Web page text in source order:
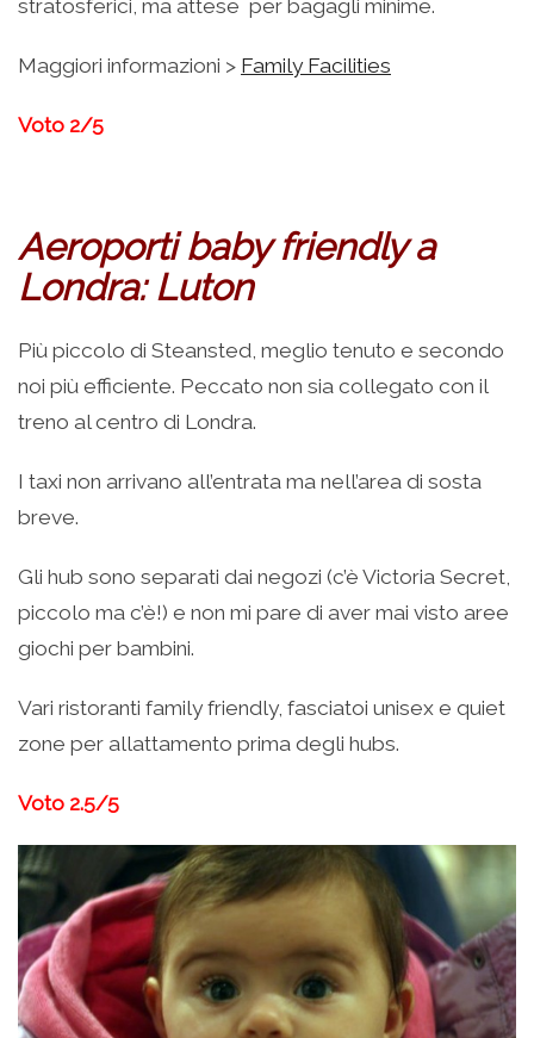
stratosferici, ma attese per bagagli minime.
Maggiori informazioni > Family Facilities
Voto 2/5
Aeroporti baby friendly a
Londra: Luton
Più piccolo di Steansted, meglio tenuto e secondo
noi più efficiente. Peccato non sia collegato con il
treno al centro di Londra.
I taxi non arrivano all’entrata ma nell’area di sosta
breve.
Gli hub sono separati dai negozi (c’è Victoria Secret,
piccolo ma c’è!) e non mi pare di aver mai visto aree
giochi per bambini.
Vari ristoranti family friendly, fasciatoi unisex e quiet
zone per allattamento prima degli hubs.
Voto 2.5/5